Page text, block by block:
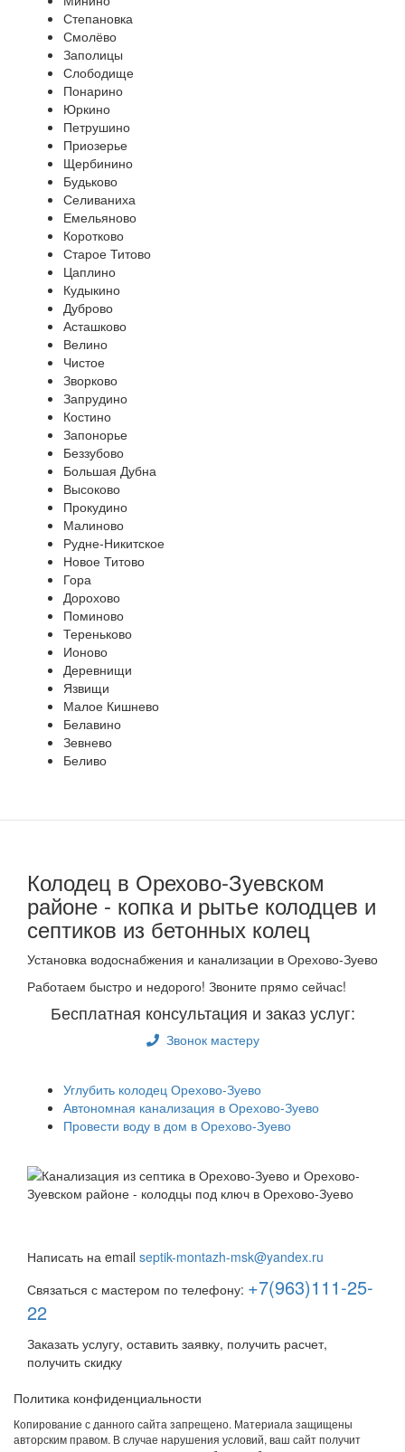
Степановка
Смолёво
Заполицы
Слободище
Понарино
Юркино
Петрушино
Приозерье
Щербинино
Будьково
Селиваниха
Емельяново
Коротково
Старое Титово
Цаплино
Кудыкино
Дуброво
Асташково
Велино
Чистое
Зворково
Запрудино
Костино
Запонорье
Беззубово
Большая Дубна
Высоково
Прокудино
Малиново
Рудне-Никитское
Новое Титово
Гора
Дорохово
Поминово
Тереньково
Ионово
Деревнищи
Язвищи
Малое Кишнево
Белавино
Зевнево
Беливо
Колодец в Орехово-Зуевском
районе - копка и рытье колодцев и
септиков из бетонных колец
Установка водоснабжения и канализации в Орехово-Зуево
Работаем быстро и недорого! Звоните прямо сейчас!
Бесплатная консультация и заказ услуг:
Звонок мастеру
Углубить колодец Орехово-Зуево
Автономная канализация в Орехово-Зуево
Провести воду в дом в Орехово-Зуево
Написать на email septik-montazh-msk@yandex.ru
Связаться с мастером по телефону: +7(963)111-25-
22
Заказать услугу, оставить заявку, получить расчет,
получить скидку
Политика конфиденциальности
Копирование с данного сайта запрещено. Материала защищены
авторским правом. В случае нарушения условий, ваш сайт получит